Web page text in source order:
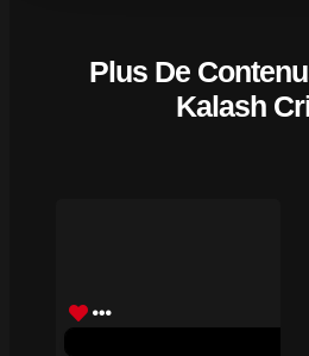
Plus De
Kalash